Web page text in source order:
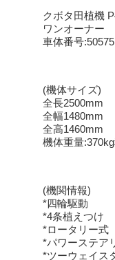
クボタ田植機
ワンオーナー
車体番号:50575
(機体サイズ)
全長2500mm
全幅1480mm
全高1460mm
機体重量
(機関情報)
*四輪駆動
*4条植えつけ
*ロータリー式
*パワーステア
*ツーウェイス